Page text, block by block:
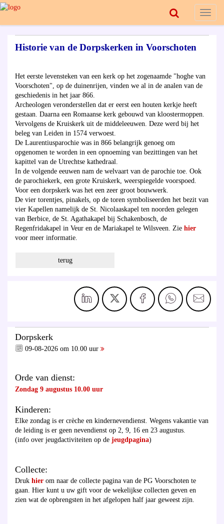
Toggle
Historie van de Dorpskerken in Voorschoten
Het eerste levensteken van een kerk op het zogenaamde "hoghe van
Voorschoten", op de duinenrijen, vinden we al in de analen van de
geschiedenis in het jaar 866.
Archeologen veronderstellen dat er eerst een houten kerkje heeft
gestaan. Daarna een Romaanse kerk gebouwd van kloostermoppen.
Vervolgens de Kruiskerk uit de middeleeuwen. Deze werd bij het
beleg van Leiden in 1574 verwoest.
De Laurentiusparochie was in 866 belangrijk genoeg om
opgenomen te worden in een opnoeming van bezittingen van het
kapittel van de Utrechtse kathedraal.
In de volgende eeuwen nam de welvaart van de parochie toe. Ook
de parochiekerk, een grote Kruiskerk, weerspiegelde voorspoed.
Voor een dorpskerk was het een zeer groot bouwwerk.
De vier torentjes, pinakels, op de toren symboliseerden het bezit van
vier Kapellen namelijk de St. Nicolaaskapel ten noorden gelegen
van Berbice, de St. Agathakapel bij Schakenbosch, de
Regenfridakapel in Veur en de Mariakapel te Wilsveen. Zie hier
voor meer informatie.
terug
Dorpskerk
09-08-2026 om 10.00 uur
Orde van dienst:
Zondag 9 augustus 10.00 uur
Kinderen:
Elke zondag is er crèche en kindernevendienst. Wegens vakantie van
de leiding is er geen nevendienst op 2, 9, 16 en 23 augustus.
(info over jeugdactiviteiten op de jeugdpagina)
Collecte:
Druk hier om naar de collecte pagina van de PG Voorschoten te
gaan. Hier kunt u uw gift voor de wekelijkse collecten geven en
zien wat de opbrengsten in het afgelopen half jaar geweest zijn.